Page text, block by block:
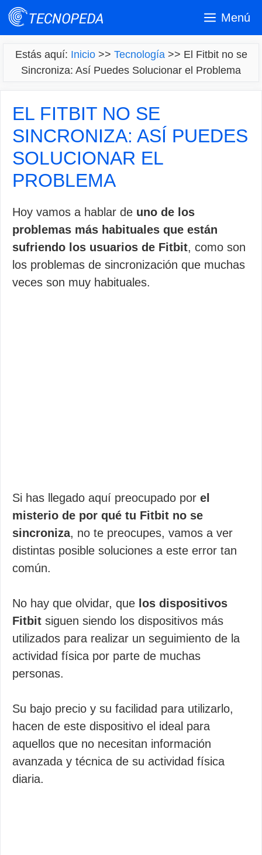
Saltar
Menú
Estás aquí: Inicio>> Tecnología>> El Fitbit no se
Sincroniza: Así Puedes Solucionar el Problema
EL FITBIT NO SE
SINCRONIZA: ASÍ PUEDES
SOLUCIONAR EL
PROBLEMA
Hoy vamos a hablar de uno de los
problemas más habituales que están
sufriendo los usuarios de Fitbit, como son
los problemas de sincronización que muchas
veces son muy habituales.
Si has llegado aquí preocupado por el
misterio de por qué tu Fitbit no se
sincroniza, no te preocupes, vamos a ver
distintas posible soluciones a este error tan
común.
No hay que olvidar, que los dispositivos
Fitbit siguen siendo los dispositivos más
utilizados para realizar un seguimiento de la
actividad física por parte de muchas
personas.
Su bajo precio y su facilidad para utilizarlo,
hacen de este dispositivo el ideal para
aquellos que no necesitan información
avanzada y técnica de su actividad física
diaria.